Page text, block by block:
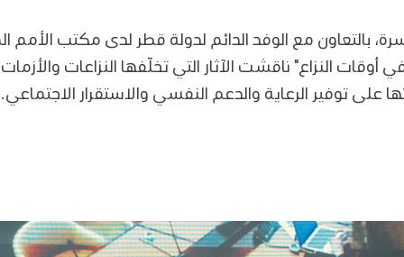
بالتعاون مع الوفد الدائم لدولة قطر لدى مكتب
النزاع" ناقشت الآثار التي تخلّفها النزاعات
توفير الرعاية والدعم النفسي والاستقرار الاجتماعي.